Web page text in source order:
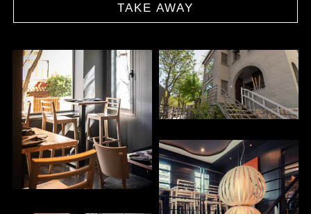
TAKE AWAY